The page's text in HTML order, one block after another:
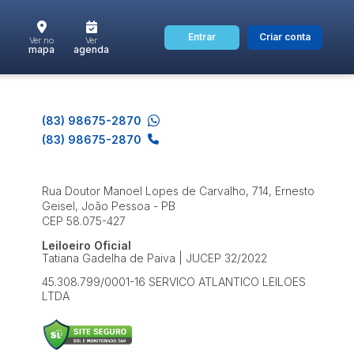
valor
até R$
Ver no
mapa
Ver
agenda
Entrar Criar conta
(83) 98675-2870
(83) 98675-2870
Rua Doutor Manoel Lopes de Carvalho, 714, Ernesto
Geisel, João Pessoa - PB
CEP 58.075-427
Leiloeiro Oficial
Tatiana Gadelha de Paiva | JUCEP 32/2022